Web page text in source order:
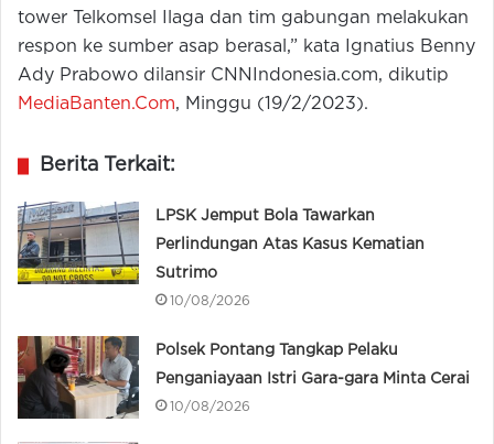
tower Telkomsel Ilaga dan tim gabungan melakukan
respon ke sumber asap berasal,” kata Ignatius Benny
Ady Prabowo dilansir CNNIndonesia.com, dikutip
MediaBanten.Com, Minggu (19/2/2023).
Berita Terkait:
LPSK Jemput Bola Tawarkan
Perlindungan Atas Kasus Kematian
Sutrimo
10/08/2026
Polsek Pontang Tangkap Pelaku
Penganiayaan Istri Gara-gara Minta Cerai
10/08/2026